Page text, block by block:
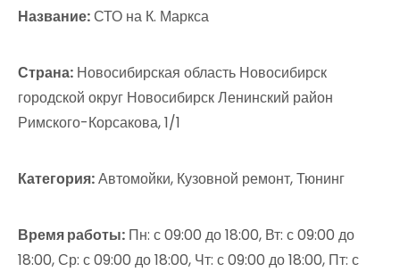
Название:СТО на К. Маркса
Страна: Новосибирская область Новосибирск
городской округ Новосибирск Ленинский район
Римского-Корсакова, 1/1
Категория:Автомойки, Кузовной ремонт, Тюнинг
Время работы: Пн: с 09:00 до 18:00, Вт: с 09:00 до
18:00, Ср: с 09:00 до 18:00, Чт: с 09:00 до 18:00, Пт: с